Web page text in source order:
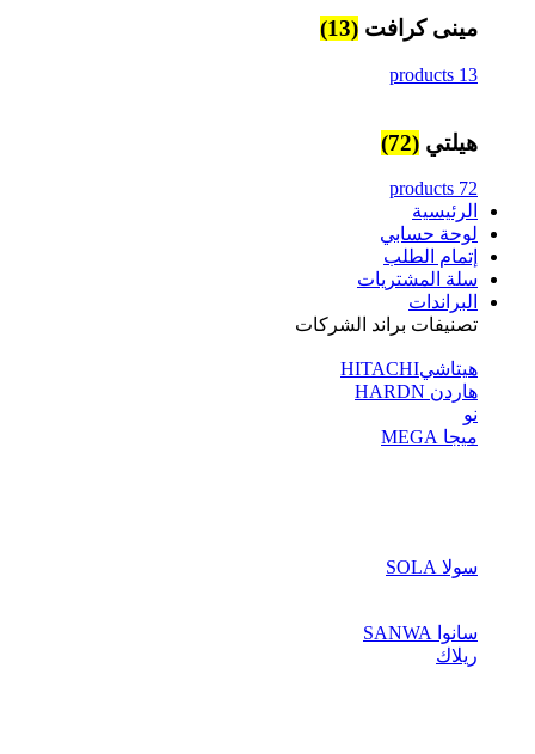
مينى كرافت (13)
13 products
هيلتي (72)
72 products
الرئيسية
لوحة حسابي
إتمام الطلب
سلة المشتريات
البراندات
تصنيفات براند الشركات
هيتاشيHITACHI
هاردن HARDN
نو
ميجا MEGA
سولا SOLA
سانوا SANWA
ريلاك